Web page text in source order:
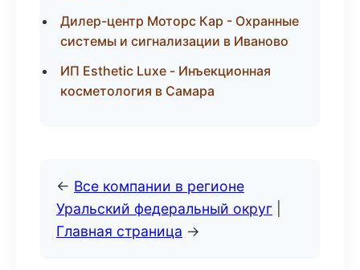
Дилер-центр Моторс Кар - Охранные
системы и сигнализации в Иваново
ИП Esthetic Luxe - Инъекционная
косметология в Самара
← Все компании в регионе
Уральский федеральный округ
Главная страница →